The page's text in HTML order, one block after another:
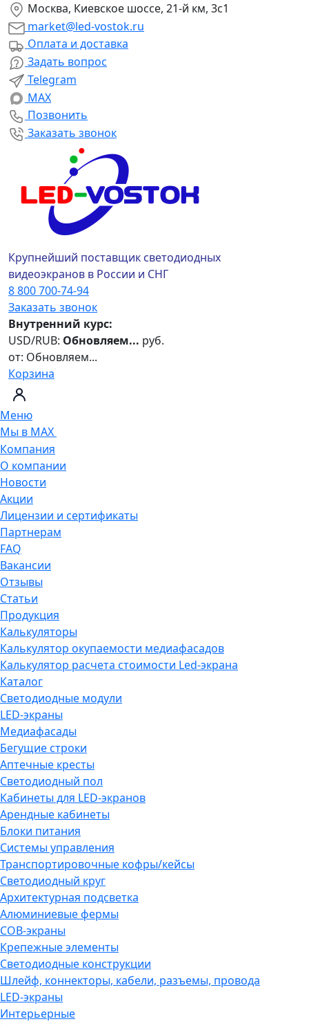
Москва, Киевское шоссе, 21-й км, 3с1
market@led-vostok.ru
Оплата и доставка
Задать вопрос
Telegram
MAX
Позвонить
Заказать звонок
Крупнейший поставщик светодиодных
видеоэкранов в России и СНГ
8 800 700-74-94
Заказать звонок
Внутренний курс:
USD/RUB: Обновляем... руб.
от: Обновляем...
Корзина
Меню
Мы в MAX
Компания
О компании
Новости
Акции
Лицензии и сертификаты
Партнерам
FAQ
Вакансии
Отзывы
Статьи
Продукция
Калькуляторы
Калькулятор окупаемости медиафасадов
Калькулятор расчета стоимости Led-экрана
Каталог
Светодиодные модули
LED-экраны
Медиафасады
Бегущие строки
Аптечные кресты
Светодиодный пол
Кабинеты для LED-экранов
Арендные кабинеты
Блоки питания
Системы управления
Транспортировочные кофры/кейсы
Светодиодный круг
Архитектурная подсветка
Алюминиевые фермы
COB-экраны
Крепежные элементы
Светодиодные конструкции
Шлейф, коннекторы, кабели, разъемы, провода
LED-экраны
Интерьерные